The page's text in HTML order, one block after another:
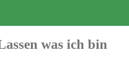
was ich bin